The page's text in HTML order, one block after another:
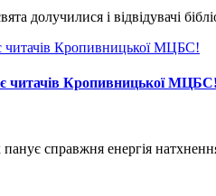
долучилися і відвідувачі
читачів Кропивницької МЦБС!
справжня енергія